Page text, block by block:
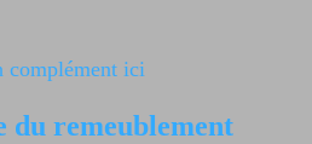
complément ici
du remeublement